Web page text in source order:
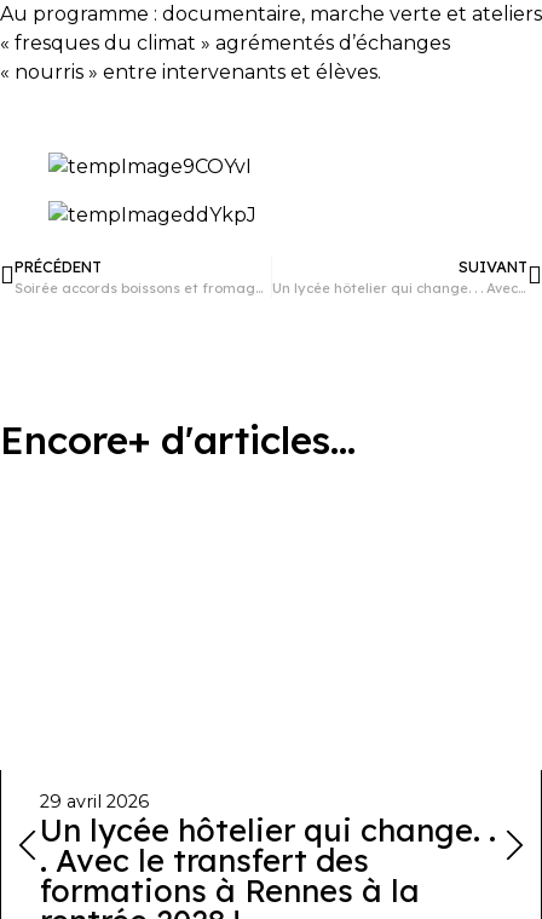
Au programme : documentaire, marche verte et ateliers
« fresques du climat » agrémentés d’échanges
« nourris » entre intervenants et élèves.
PRÉCÉDENT
Soirée accords boissons et fromages
SUIVANT
Un lycée hôtelier qui change. . . Avec le transfert des formations à Rennes à la rentrée 2028 !
Encore+ d'articles...
29 avril 2026
Un lycée hôtelier qui change. .
. Avec le transfert des
formations à Rennes à la